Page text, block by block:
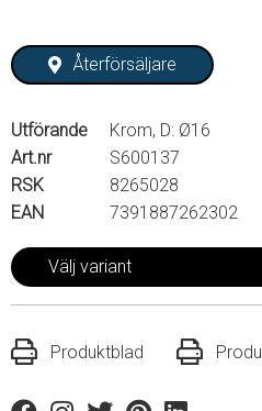
Återförsäljare
Utförande
Krom, D: Ø16
Art.nr
S600137
RSK
8265028
EAN
7391887262302
Välj variant
Produktblad